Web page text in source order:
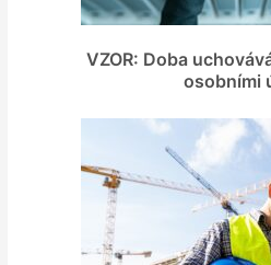
VZOR: Doba
osobními